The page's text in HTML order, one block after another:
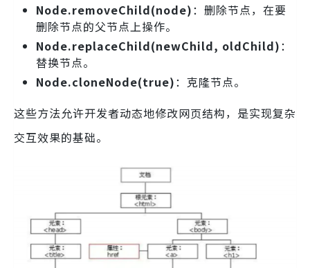
Node.removeChild(node)：删除节点，在要
删除节点的父节点上操作。
Node.replaceChild(newChild, oldChild)：
替换节点。
Node.cloneNode(true)：克隆节点。
这些方法允许开发者动态地修改网页结构，是实现复杂
交互效果的基础。